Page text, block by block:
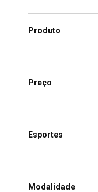
Produto
Preço
Esportes
Modalidade